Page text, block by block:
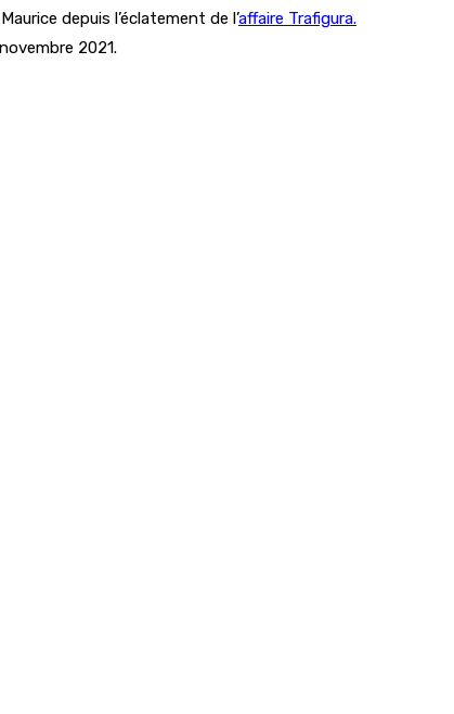
depuis l’éclatement de l’affaire Trafigura.
2021.